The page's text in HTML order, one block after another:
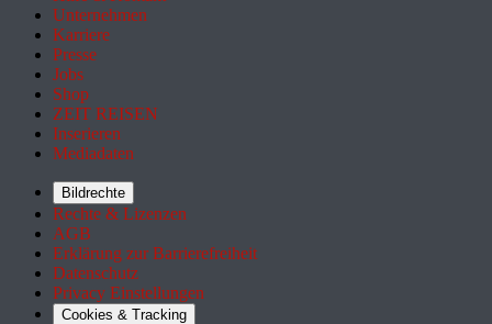
Unternehmen
Karriere
Presse
Jobs
Shop
ZEIT REISEN
Inserieren
Mediadaten
Bildrechte
Rechte & Lizenzen
AGB
Erklärung zur Barrierefreiheit
Datenschutz
Privacy Einstellungen
Cookies & Tracking